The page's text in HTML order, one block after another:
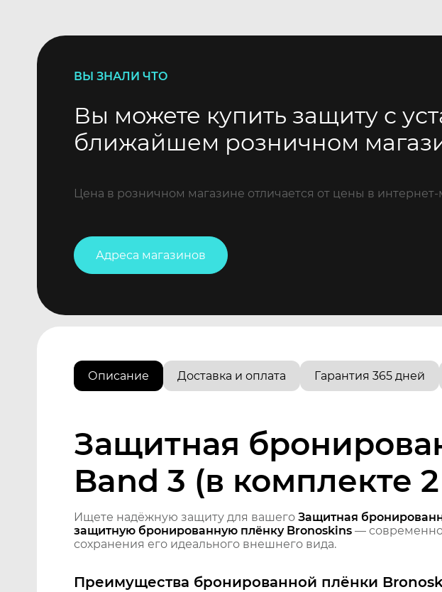
ВЫ ЗНАЛИ ЧТО
Вы можете купить защиту с
ближайшем розничном
Цена в розничном магазине отличается от цены в интернет-
Адреса магазинов
Описание Доставка и оплата Гарантия 365 дней
Защитная
Band 3 (в комплекте
Ищете надёжную защиту для вашего Защитная
защитную бронированную плёнку Bronoskins —
сохранения его идеального внешнего вида.
Преимущества бронированной плёнки